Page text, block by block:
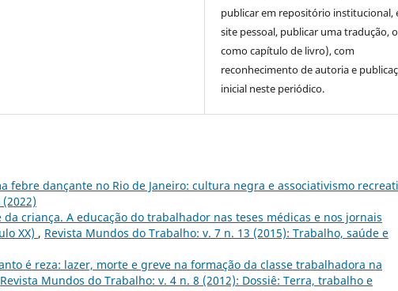
publicar em repositório institucional,
site pessoal, publicar uma tradução,
como capítulo de livro), com
reconhecimento de autoria e
inicial neste periódico.
febre dançante no Rio de Janeiro: cultura negra e associativismo
da criança. A educação do trabalhador nas teses médicas e nos jornais
XX) , Revista Mundos do Trabalho: v. 7 n. 13 (2015): Trabalho, saúde e
é reza: lazer, morte e greve na formação da classe trabalhadora na
Revista Mundos do Trabalho: v. 4 n. 8 (2012): Dossiê: Terra, trabalho e